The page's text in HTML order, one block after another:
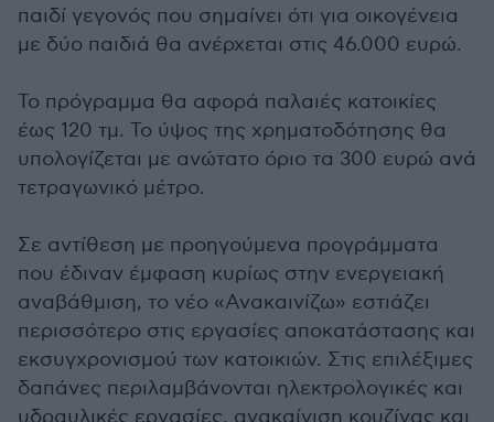
παιδί γεγονός που σημαίνει ότι για οικογένεια
με δύο παιδιά θα ανέρχεται στις 46.000 ευρώ.
Το πρόγραμμα θα αφορά παλαιές κατοικίες
έως 120 τμ. Το ύψος της χρηματοδότησης θα
υπολογίζεται με ανώτατο όριο τα 300 ευρώ ανά
τετραγωνικό μέτρο.
Σε αντίθεση με προηγούμενα προγράμματα
που έδιναν έμφαση κυρίως στην ενεργειακή
αναβάθμιση, το νέο «Ανακαινίζω» εστιάζει
περισσότερο στις εργασίες αποκατάστασης και
εκσυγχρονισμού των κατοικιών. Στις επιλέξιμες
δαπάνες περιλαμβάνονται ηλεκτρολογικές και
υδραυλικές εργασίες, ανακαίνιση κουζίνας και